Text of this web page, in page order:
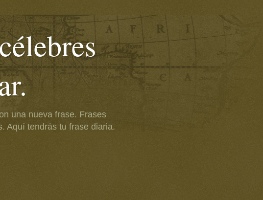
una nueva frase. Frases
Aquí tendrás tu frase diaria.